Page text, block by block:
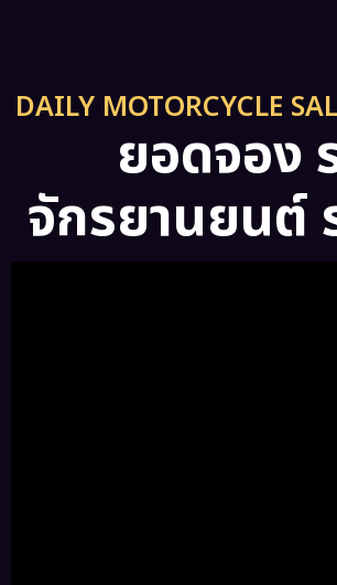
DAILY MOTORCYCLE
ยอดจอง
จักรยานยนต์